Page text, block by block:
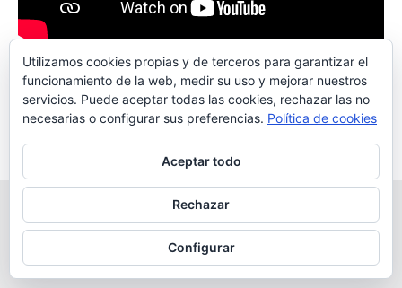
Copyright © 2026 Robótica Educativa Logix5 | Powered by
Astra para WordPress
Utilizamos cookies propias y de terceros para garantizar el
funcionamiento de la web, medir su uso y mejorar nuestros
servicios. Puede aceptar todas las cookies, rechazar las no
necesarias o configurar sus preferencias. Política de cookies
Aceptar todo
Rechazar
Configurar